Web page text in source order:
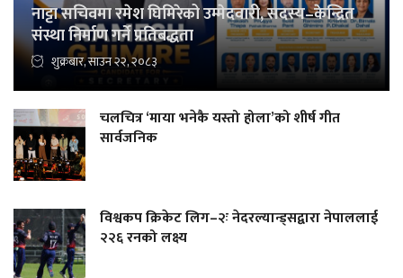
नाट्टा सचिवमा रमेश घिमिरेको उम्मेदवारी, सदस्य–केन्द्रित
संस्था निर्माण गर्ने प्रतिबद्धता
शुक्रबार, साउन २२, २०८३
चलचित्र ‘माया भनेकै यस्तो होला’को शीर्ष गीत
सार्वजनिक
विश्वकप क्रिकेट लिग–२ः नेदरल्यान्ड्सद्वारा नेपाललाई
२२६ रनको लक्ष्य